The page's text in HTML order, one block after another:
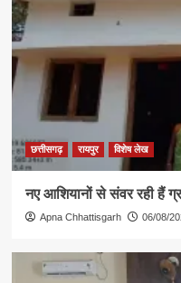
छत्तीसगढ़ रायपुर विशेष लेख
नए आशियानों से संवर रही हैं
Apna Chhattisgarh 06/08/